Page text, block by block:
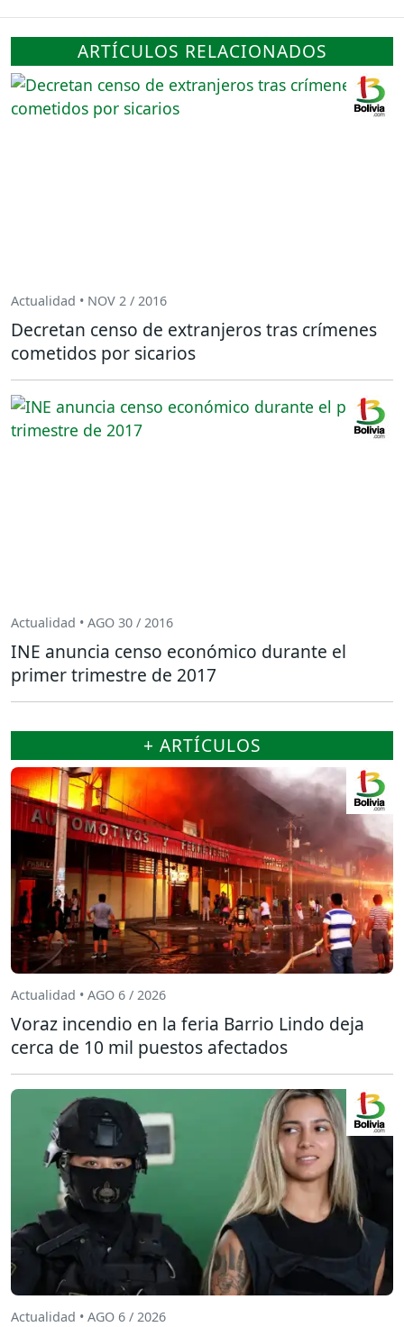
ARTÍCULOS RELACIONADOS
Actualidad • NOV 2 / 2016
Decretan censo de extranjeros tras crímenes
cometidos por sicarios
Actualidad • AGO 30 / 2016
INE anuncia censo económico durante el
primer trimestre de 2017
+ ARTÍCULOS
Actualidad • AGO 6 / 2026
Voraz incendio en la feria Barrio Lindo deja
cerca de 10 mil puestos afectados
Actualidad • AGO 6 / 2026